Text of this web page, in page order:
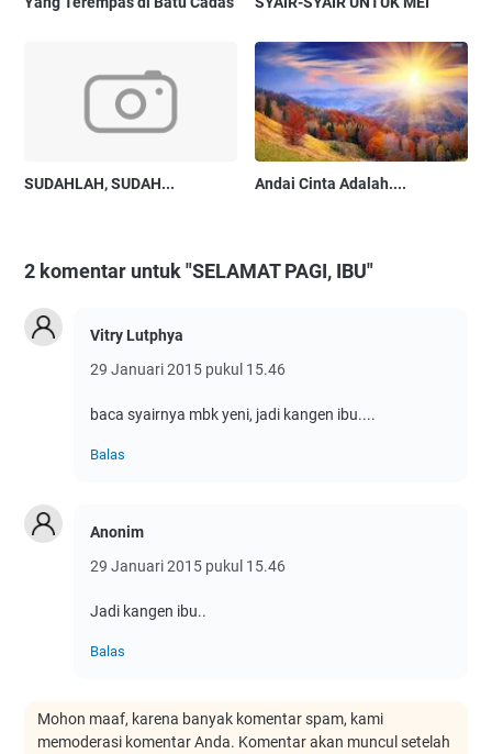
SUDAHLAH, SUDAH... Andai Cinta Adalah....
2 komentar untuk "SELAMAT PAGI, IBU"
Vitry Lutphya
29 Januari 2015 pukul 15.46
baca syairnya mbk yeni, jadi kangen ibu....
Balas
Anonim
29 Januari 2015 pukul 15.46
Jadi kangen ibu..
Balas
Mohon maaf, karena banyak komentar spam, kami
memoderasi komentar Anda. Komentar akan muncul setelah